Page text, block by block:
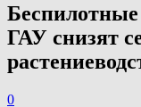
Беспилотные
ГАУ снизят
0